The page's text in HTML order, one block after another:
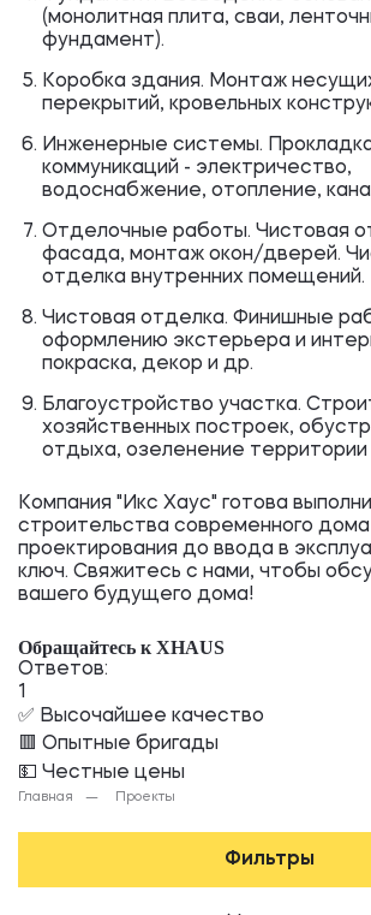
(монолитная плита, сваи,
фундамент).
Коробка здания. Монтаж
перекрытий, кровельных
Инженерные системы.
коммуникаций - электричество,
водоснабжение, отопление,
Отделочные работы. Чистовая
фасада, монтаж окон/дверей.
отделка внутренних помещений.
Чистовая отделка. Финишные
оформлению экстерьера и
покраска, декор и др.
Благоустройство участка.
хозяйственных построек,
отдыха, озеленение территории
Компания "Икс Хаус" готова
строительства современного
проектирования до ввода в
ключ. Свяжитесь с нами, чтобы
вашего будущего дома!
Обращайтесь к XHAUS
Ответов:
1
✅ Высочайшее качество
🟥 Опытные бригады
💵 Честные цены
Главная Проекты
Фильтры